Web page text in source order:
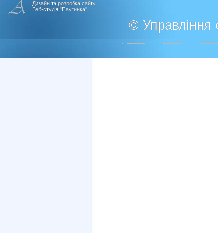
Дизайн та розробка сайту
Веб-студія "Паутинка"
© Управління